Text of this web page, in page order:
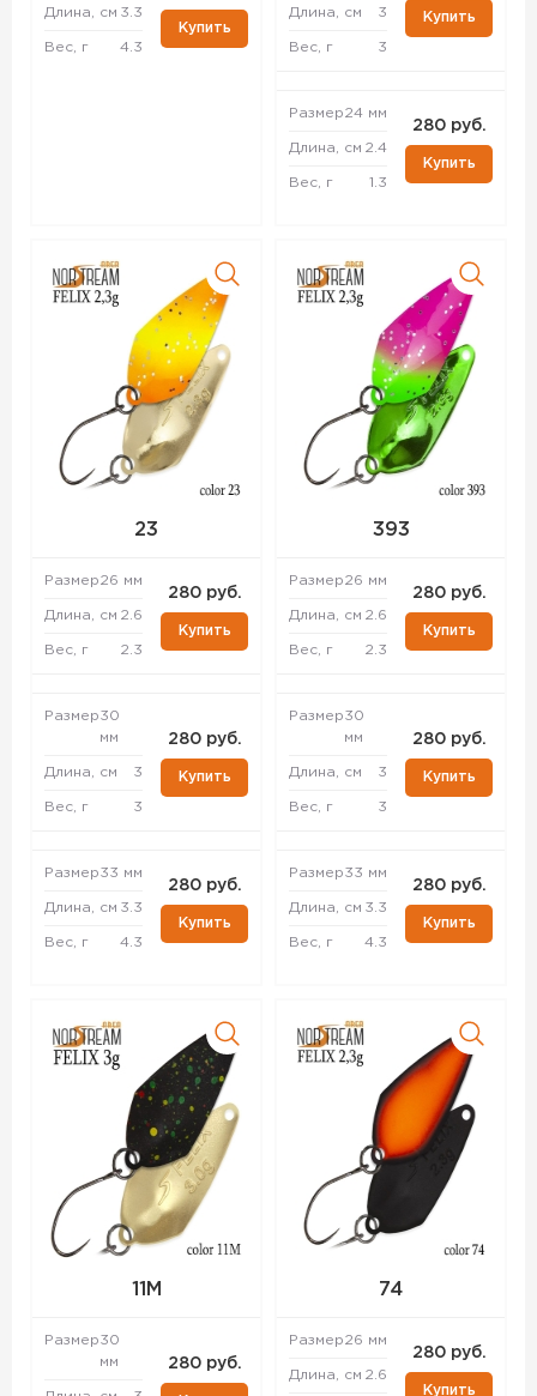
Длина, см 3.3
Вес, г 4.3
Купить
Длина, см 3
Вес, г 3
Купить
Размер24 мм
Длина, см 2.4
Вес, г 1.3
280 руб.
Купить
23
Размер26 мм
Длина, см 2.6
Вес, г 2.3
280 руб.
Купить
Размер30
мм
Длина, см 3
Вес, г 3
280 руб.
Купить
Размер33 мм
Длина, см 3.3
Вес, г 4.3
280 руб.
Купить
393
Размер26 мм
Длина, см 2.6
Вес, г 2.3
280 руб.
Купить
Размер30
мм
Длина, см 3
Вес, г 3
280 руб.
Купить
Размер33 мм
Длина, см 3.3
Вес, г 4.3
280 руб.
Купить
11M
Размер30
мм
280 руб.
74
Размер26 мм
Длина, см 2.6
280 руб.
Купить